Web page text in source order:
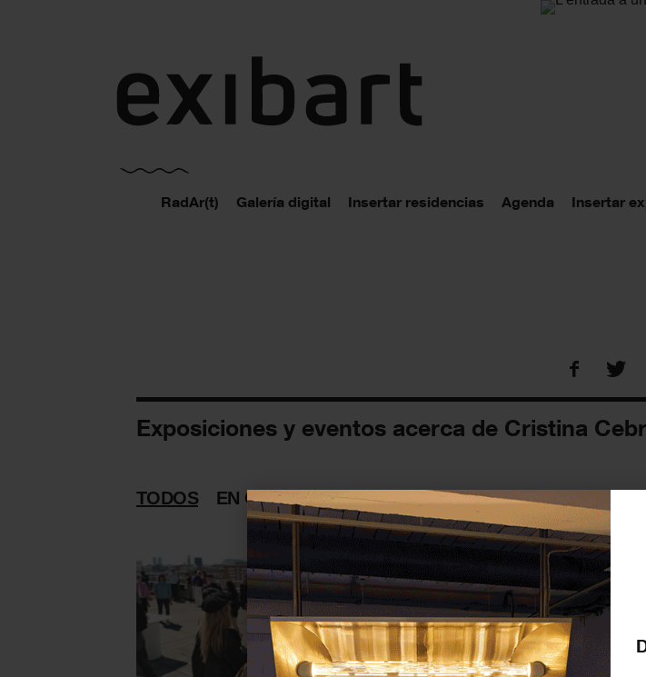
RadAr(t) Galería digital Insertar residencias Agenda Insertar
Exposiciones y eventos acerca de Cristina
TODOS EN CURSO PASADAS FUTURAS